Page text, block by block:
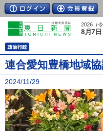
2026（
8月7日
連合愛知豊橋地域
2024/11/29